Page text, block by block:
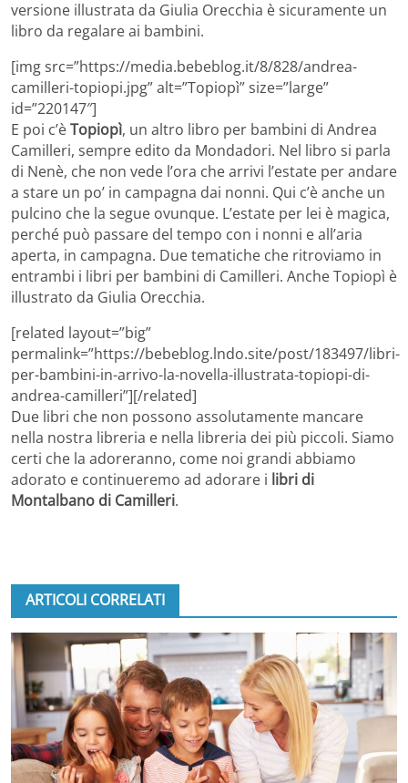
versione illustrata da Giulia Orecchia è sicuramente un
libro da regalare ai bambini.
[img src=”https://media.bebeblog.it/8/828/andrea-
camilleri-topiopi.jpg” alt=”Topiopì” size=”large”
id=”220147″]
E poi c’èTopiopì, un altro libro per bambini di Andrea
Camilleri, sempre edito da Mondadori. Nel libro si parla
di Nenè, che non vede l’ora che arrivi l’estate per andare
a stare un po’ in campagna dai nonni. Qui c’è anche un
pulcino che la segue ovunque. L’estate per lei è magica,
perché può passare del tempo con i nonni e all’aria
aperta, in campagna. Due tematiche che ritroviamo in
entrambi i libri per bambini di Camilleri. Anche Topiopì è
illustrato da Giulia Orecchia.
[related layout=”big”
permalink=”https://bebeblog.lndo.site/post/183497/libri-
per-bambini-in-arrivo-la-novella-illustrata-topiopi-di-
andrea-camilleri”][/related]
Due libri che non possono assolutamente mancare
nella nostra libreria e nella libreria dei più piccoli. Siamo
certi che la adoreranno, come noi grandi abbiamo
adorato e continueremo ad adorare i libri di
Montalbano di Camilleri.
ARTICOLI CORRELATI